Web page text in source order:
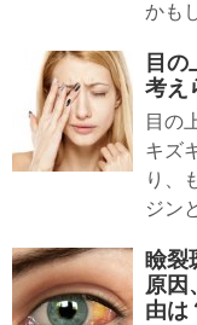
かも
目
考え
目の
キズ
り、
ジン
瞼裂
原因
由は